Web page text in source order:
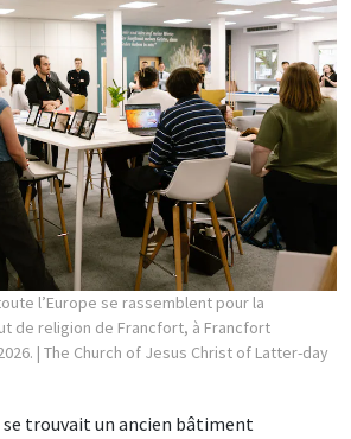
l’Europe se rassemblent pour la
de religion de Francfort, à Francfort
| The Church of Jesus Christ of Latter-day
se trouvait un ancien bâtiment